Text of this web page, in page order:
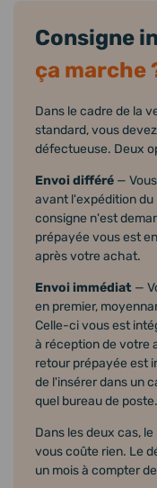
Consigne
ça marche
Dans le cadre de la
standard, vous
défectueuse. Deux
Envoi différé —
avant l'expédition du
consigne n'est
prépayée vous est
après votre achat.
Envoi immédiat —
en premier,
Celle-ci vous est
à réception de votre
retour prépayée est
de l'insérer dans un
quel bureau de poste.
Dans les deux cas,
vous coûte rien. Le
un mois à compter